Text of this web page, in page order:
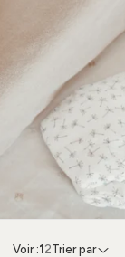
Voir :1 2Trier par